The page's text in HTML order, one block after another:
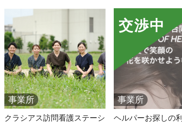
事業所
クラシアス訪問看護ステーシ
交渉中
事業所
ヘルパーお探しの